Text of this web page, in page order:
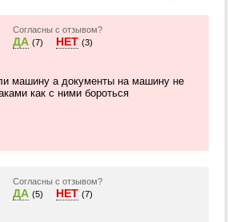
Согласны с отзывом?
ДА (7) НЕТ (3)
машину а документы на машину не
как с ними бороться
Согласны с отзывом?
ДА (5) НЕТ (7)